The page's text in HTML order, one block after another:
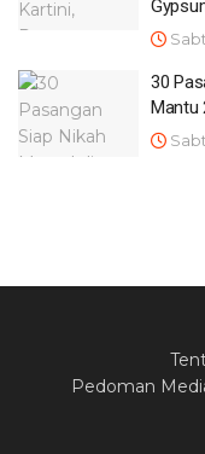
30
Mantu
Pedoman